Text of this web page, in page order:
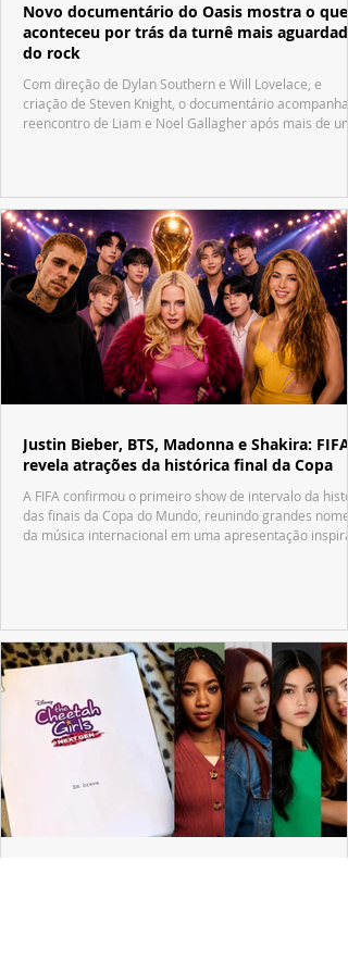
Novo documentário do Oasis mostra o que
aconteceu por trás da turnê mais aguardada
do rock
Com direção de Dylan Southern e Will Lovelace, e
criação de Steven Knight, o documentário acompanha
reencontro de Liam e Noel Gallagher após mais de
Justin Bieber, BTS, Madonna e Shakira: FIFA
revela atrações da histórica final da Copa
A FIFA confirmou o primeiro show de intervalo da
das finais da Copa do Mundo, reunindo grandes nomes
da música internacional em uma apresentação